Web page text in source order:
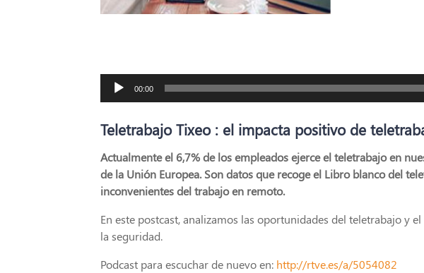
Reproductor
00:00
Teletrabajo Tixeo : el impacta positivo de
Actualmente el 6,7% de los empleados ejerce el teletrabajo en
de la Unión Europea. Son datos que recoge el Libro blanco del
inconvenientes del trabajo en remoto.
En este postcast, analizamos las oportunidades del teletrabajo y
la seguridad.
Podcast para escuchar de nuevo en: http://rtve.es/a/5054082